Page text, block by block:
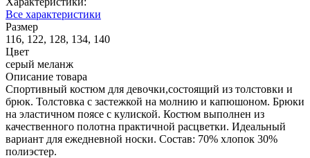
Все характеристики
Размер
116, 122, 128, 134, 140
Цвет
серый меланж
Описание товара
Cпортивный костюм для девочки,состоящий из толстовки и
брюк. Толстовка с застежкой на молнию и капюшоном. Брюки
на эластичном поясе с кулиской. Костюм выполнен из
качественного полотна практичной расцветки. Идеальный
вариант для ежедневной носки. Состав: 70% хлопок 30%
полиэстер.